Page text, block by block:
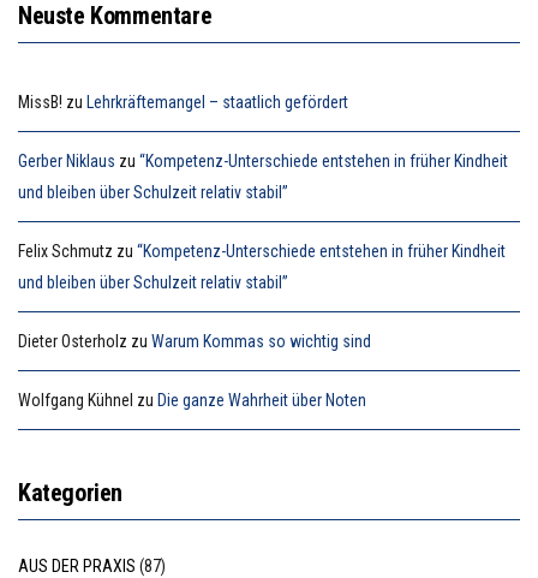
Neuste Kommentare
MissB! zu Lehrkräftemangel – staatlich gefördert
Gerber Niklaus zu “Kompetenz-Unterschiede entstehen in früher Kindheit
und bleiben über Schulzeit relativ stabil”
Felix Schmutz zu “Kompetenz-Unterschiede entstehen in früher Kindheit
und bleiben über Schulzeit relativ stabil”
Dieter Osterholz zu Warum Kommas so wichtig sind
Wolfgang Kühnel zu Die ganze Wahrheit über Noten
Kategorien
AUS DER PRAXIS (87)